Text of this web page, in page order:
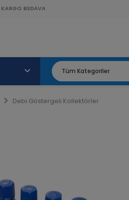
KARGO BEDAVA
Debi Göstergeli Kollektörler